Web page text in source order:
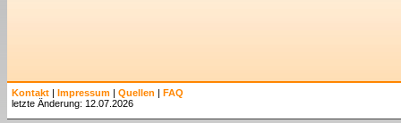
Kontakt | Impressum | Quellen | FAQ
letzte Änderung: 12.07.2026